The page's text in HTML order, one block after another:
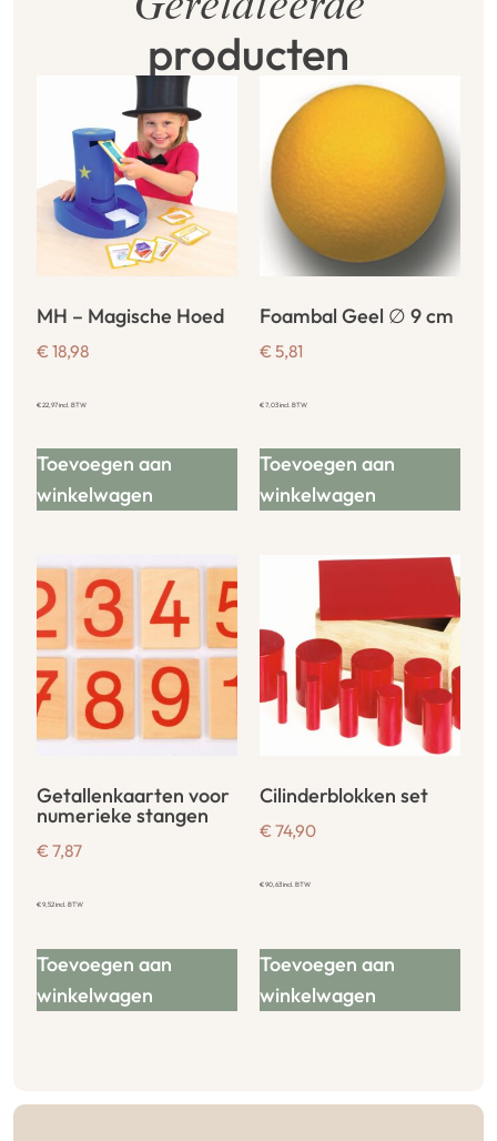
producten
MH – Magische Hoed
€ 18,98
€22,97incl. BTW
Toevoegen aan
winkelwagen
Foambal Geel ∅ 9 cm
€ 5,81
€7,03incl. BTW
Toevoegen aan
winkelwagen
Getallenkaarten voor
numerieke stangen
€ 7,87
€9,52incl. BTW
Toevoegen aan
winkelwagen
Cilinderblokken set
€ 74,90
€90,63incl. BTW
Toevoegen aan
winkelwagen